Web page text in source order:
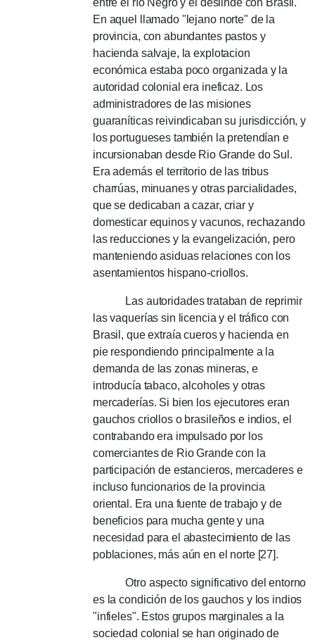
entre el río Negro y el deslinde con Brasil.
En aquel llamado "lejano norte" de la
provincia, con abundantes pastos y
hacienda salvaje, la explotacion
económica estaba poco organizada y la
autoridad colonial era ineficaz. Los
administradores de las misiones
guaraníticas reivindicaban su jurisdicción, y
los portugueses también la pretendían e
incursionaban desde Rio Grande do Sul.
Era además el territorio de las tribus
charrúas, minuanes y otras parcialidades,
que se dedicaban a cazar, criar y
domesticar equinos y vacunos, rechazando
las reducciones y la evangelización, pero
manteniendo asiduas relaciones con los
asentamientos hispano-criollos.
Las autoridades trataban de reprimir
las vaquerías sin licencia y el tráfico con
Brasil, que extraía cueros y hacienda en
pie respondiendo principalmente a la
demanda de las zonas mineras, e
introducía tabaco, alcoholes y otras
mercaderías. Si bien los ejecutores eran
gauchos criollos o brasileños e indios, el
contrabando era impulsado por los
comerciantes de Rio Grande con la
participación de estancieros, mercaderes e
incluso funcionarios de la provincia
oriental. Era una fuente de trabajo y de
beneficios para mucha gente y una
necesidad para el abastecimiento de las
poblaciones, más aún en el norte [27].
Otro aspecto significativo del entorno
es la condición de los gauchos y los indios
"infieles". Estos grupos marginales a la
sociedad colonial se han originado de